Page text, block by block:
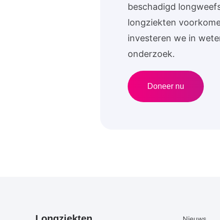
beschadigd
longziekten
investeren we in
onderzoek.
Doneer nu
Primair
Secundaire